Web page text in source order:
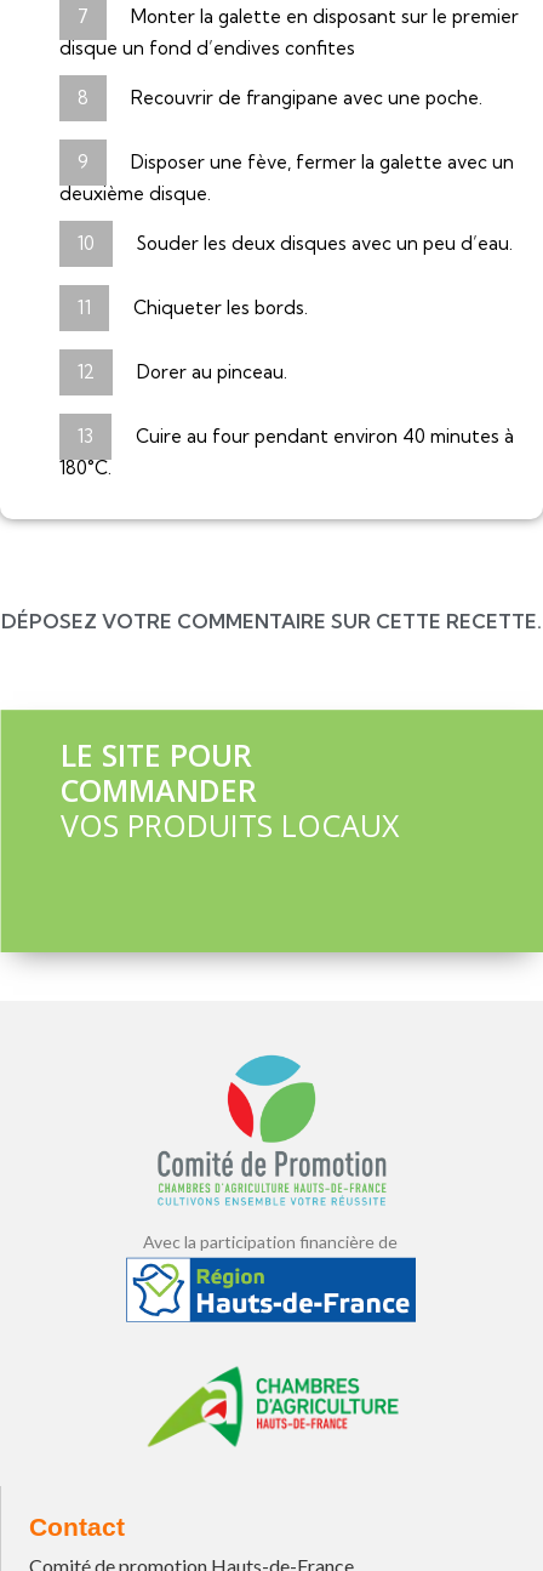
Monter la galette en disposant sur le premier
disque un fond d’endives confites
Recouvrir de frangipane avec une poche.
Disposer une fève, fermer la galette avec un
deuxième disque.
Souder les deux disques avec un peu d’eau.
Chiqueter les bords.
Dorer au pinceau.
Cuire au four pendant environ 40 minutes à
180°C.
DÉPOSEZ VOTRE COMMENTAIRE SUR CETTE RECETTE.
LE SITE POUR
COMMANDER
VOS PRODUITS LOCAUX
Avec la participation financière de
Contact
Comité de promotion Hauts-de-France